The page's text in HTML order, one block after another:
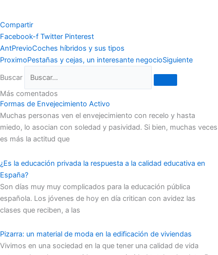
Compartir
Facebook-f Twitter Pinterest
AntPrevioCoches híbridos y sus tipos
ProximoPestañas y cejas, un interesante negocioSiguiente
Buscar
Más comentados
Formas de Envejecimiento Activo
Muchas personas ven el envejecimiento con recelo y hasta
miedo, lo asocian con soledad y pasividad. Si bien, muchas veces
es más la actitud que
¿Es la educación privada la respuesta a la calidad educativa en
España?
Son días muy muy complicados para la educación pública
española. Los jóvenes de hoy en día critican con avidez las
clases que reciben, a las
Pizarra: un material de moda en la edificación de viviendas
Vivimos en una sociedad en la que tener una calidad de vida